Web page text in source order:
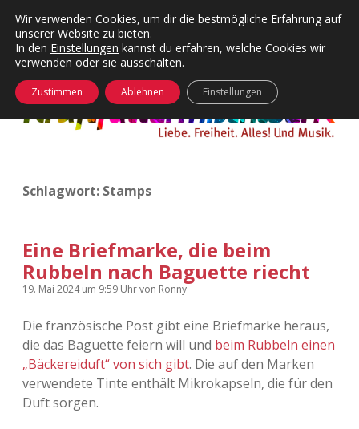
Kategorien
Menü
24 Hours Chilling
Die Wende
KFMW-Disco
Kopfkinomusik
Täglicher Sinnwahn
Visuelles
KFMW-Disco
Dates
Menü
öffnen
Adventskalender 2010
Adventskalender 2012
Adventskalender 2013
facebook
instagram
rss soundcloud
vimeoBluesky
öffnen
Schlagwort: Stamps
Eine Briefmarke, die beim
Rubbeln nach Baguette riecht
19. Mai 2024um 9:59 Uhrvon Ronny
Die französische Post gibt eine Briefmarke heraus,
die das Baguette feiern will und beim Rubbeln einen
„Bäckereiduft“ von sich gibt. Die auf den Marken
verwendete Tinte enthält Mikrokapseln, die für den
Duft sorgen.
Wir verwenden Cookies, um dir die bestmögliche Erfahrung auf
unserer Website zu bieten.
In den Einstellungen kannst du erfahren, welche Cookies wir
verwenden oder sie ausschalten.
Zustimmen Ablehnen Einstellungen